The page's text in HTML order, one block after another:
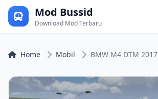
Mod Bussid
Download Mod Terbaru
Home Mobil BMW M4 DTM 2017